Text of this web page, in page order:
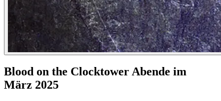
Blood on the Clocktower Abende im
März 2025